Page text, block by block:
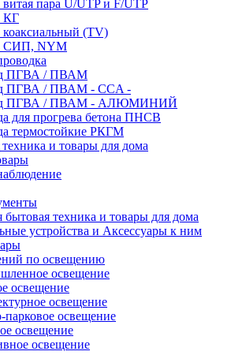
витая пара U/UTP и F/UTP
КГ
коаксиальный (TV)
СИП, NYM
ПГВА / ПВАМ
ПГВА / ПВАМ - CCA -
ПГВА / ПВАМ - АЛЮМИНИЙ
для прогрева бетона ПНСВ
термостойкие РКГМ
и товары для дома
бытовая техника и товары для дома
устройства и Аксессуары к ним
по освещению
освещение
освещение
освещение
парковое освещение
освещение
освещение